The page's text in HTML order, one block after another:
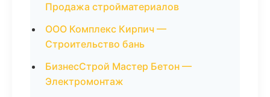
Продажа стройматериалов
ООО Комплекс Кирпич —
Строительство бань
БизнесСтрой Мастер Бетон —
Электромонтаж